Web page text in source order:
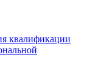
квалификации